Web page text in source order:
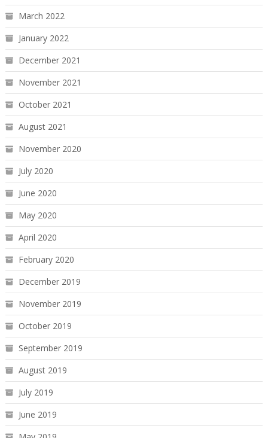
March 2022
January 2022
December 2021
November 2021
October 2021
August 2021
November 2020
July 2020
June 2020
May 2020
April 2020
February 2020
December 2019
November 2019
October 2019
September 2019
August 2019
July 2019
June 2019